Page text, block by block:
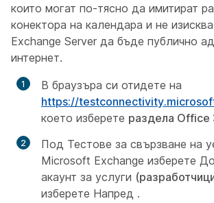
които могат по-тясно да имитират
конектора на календара и не
Exchange Server да бъде публично
интернет.
В браузъра си отидете на
https://
което изберете раздела Office
Под Тестове за свързване на
Microsoft Exchange изберете
акаунт за услуги
изберете Напред .